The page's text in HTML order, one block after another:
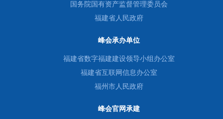
国务院国有资产监督管理委员会
福建省人民政府
峰会承办单位
福建省数字福建建设领导小组办公室
福建省互联网信息办公室
福州市人民政府
峰会官网承建